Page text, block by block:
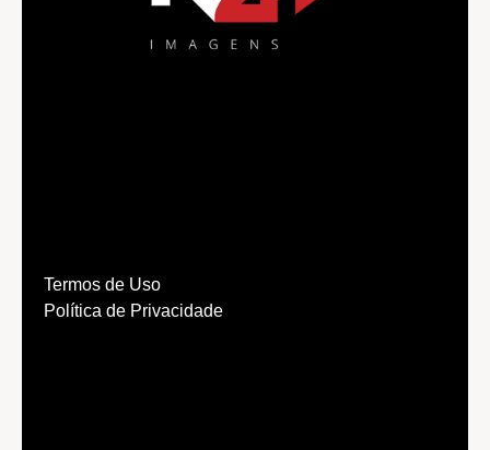
Termos de Uso
Política de Privacidade